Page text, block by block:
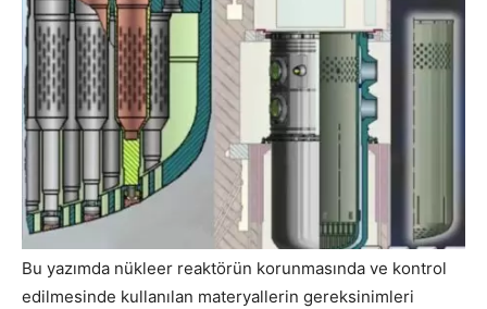
Bu yazımda nükleer reaktörün korunmasında ve kontrol
edilmesinde kullanılan materyallerin gereksinimleri